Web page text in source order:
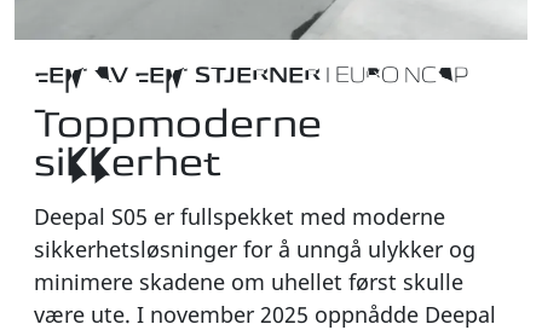
FEM AV FEM STJERNER I EURO NCAP
Toppmoderne
sikkerhet
Deepal S05 er fullspekket med moderne
sikkerhetsløsninger for å unngå ulykker og
minimere skadene om uhellet først skulle
være ute. I november 2025 oppnådde Deepal